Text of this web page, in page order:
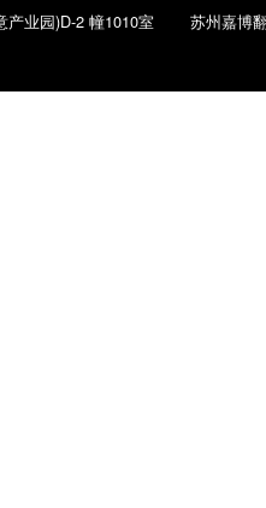
产业园)D-2 幢1010室 苏州嘉博